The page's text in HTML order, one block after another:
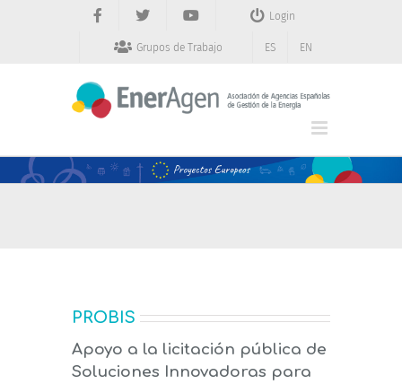
Login
Grupos de Trabajo ES EN
PROBIS
Apoyo a la licitación pública de
Soluciones Innovadoras para